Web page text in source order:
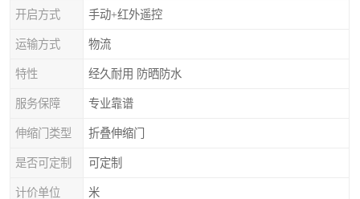
开启方式 手动+红外遥控
运输方式 物流
特性 经久耐用 防晒防水
服务保障 专业靠谱
伸缩门类型 折叠伸缩门
是否可定制 可定制
计价单位 米